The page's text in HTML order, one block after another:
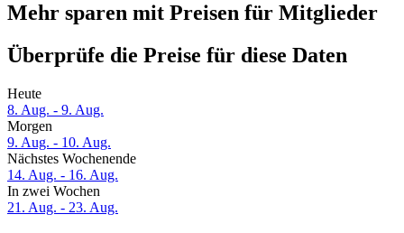
Mehr sparen mit Preisen für Mitglieder
Überprüfe die Preise für diese Daten
Heute
8. Aug. - 9. Aug.
Morgen
9. Aug. - 10. Aug.
Nächstes Wochenende
14. Aug. - 16. Aug.
In zwei Wochen
21. Aug. - 23. Aug.